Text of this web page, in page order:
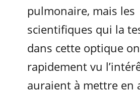
pulmonaire, mais les
scientifiques qui la
dans cette optique
rapidement vu
auraient à mettre en